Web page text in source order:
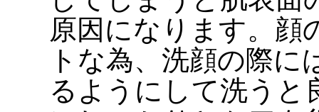
原因になります。顔
トな為、洗顔の際
るようにして洗うと